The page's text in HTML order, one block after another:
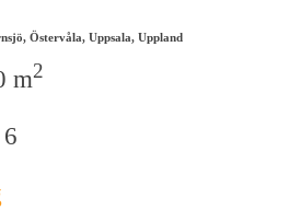
Östervåla, Uppsala, Uppland
m2